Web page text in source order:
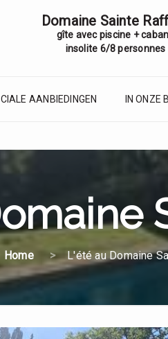
Domaine Sainte
gîte avec piscine +
insolite 6/8 personnes
AANBIEDINGEN IN ONZE
Home L'été au Domaine